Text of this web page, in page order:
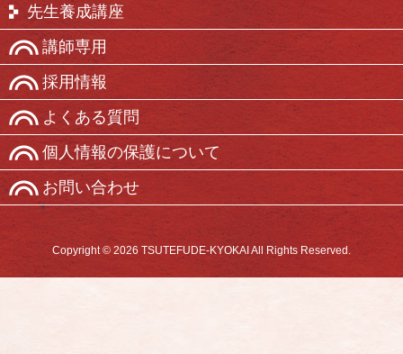
先生養成講座
講師専用
採用情報
よくある質問
個人情報の保護について
お問い合わせ
Copyright © 2026 TSUTEFUDE-KYOKAI All Rights Reserved.